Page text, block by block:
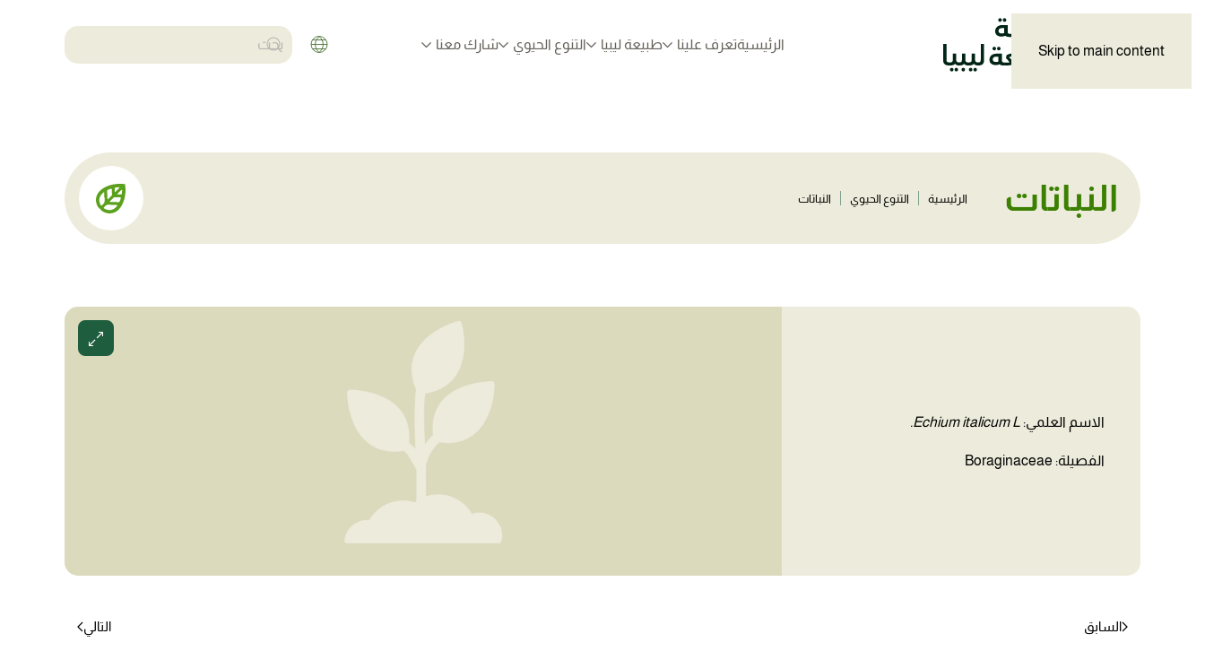
Skip to main content الرئيسيةتعرف علينا طبيعة ليبيا التنوع الحيوي شارك معنا
النباتات الرئيسية التنوع الحيوي النباتات
الاسم العلمي: Echium italicum L.
الفصيلة: Boraginaceae
السابق التالي